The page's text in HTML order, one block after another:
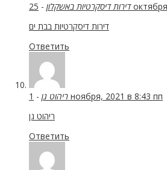
דירות דיסקרטיות באשקלון -
25
דירות דיסקרטיות בבת ים
Ответить
ריהוט גן -
1 ноября, 2021 в 8:43 пп
ריהוט גן
Ответить